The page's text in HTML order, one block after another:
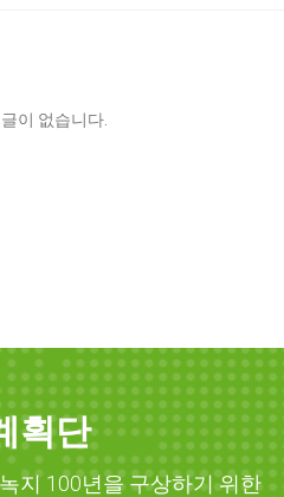
이 없습니다.
획단
지 100년을 구상하기 위한